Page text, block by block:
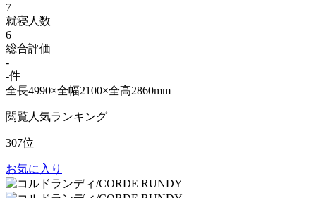
7
就寝人数
6
総合評価
-
-件
全長4990×全幅2100×全高2860mm
閲覧人気ランキング
307位
お気に入り